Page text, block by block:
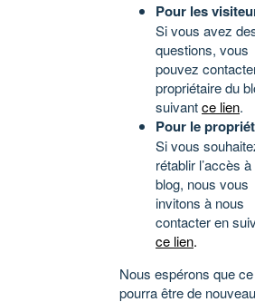
Pour les
Si vous avez
questions, vous
pouvez
propriétaire du
suivantce lien.
Pour le
Si vous
rétablir l’accès
blog, nous vous
invitons à nous
contacter en
ce lien.
Nous espérons que
pourra être de nouveau